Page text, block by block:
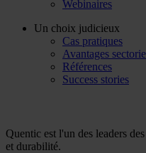
Webinaires
Un choix judicieux
Cas pratiques
Avantages
Références
Success stories
Quentic est l'un des leaders
et durabilité.